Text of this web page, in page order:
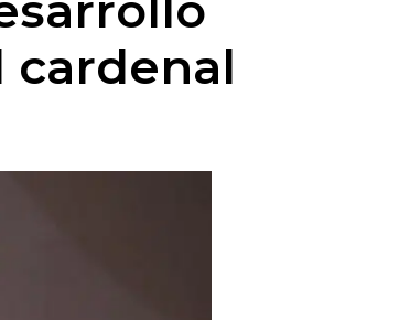
cardenal